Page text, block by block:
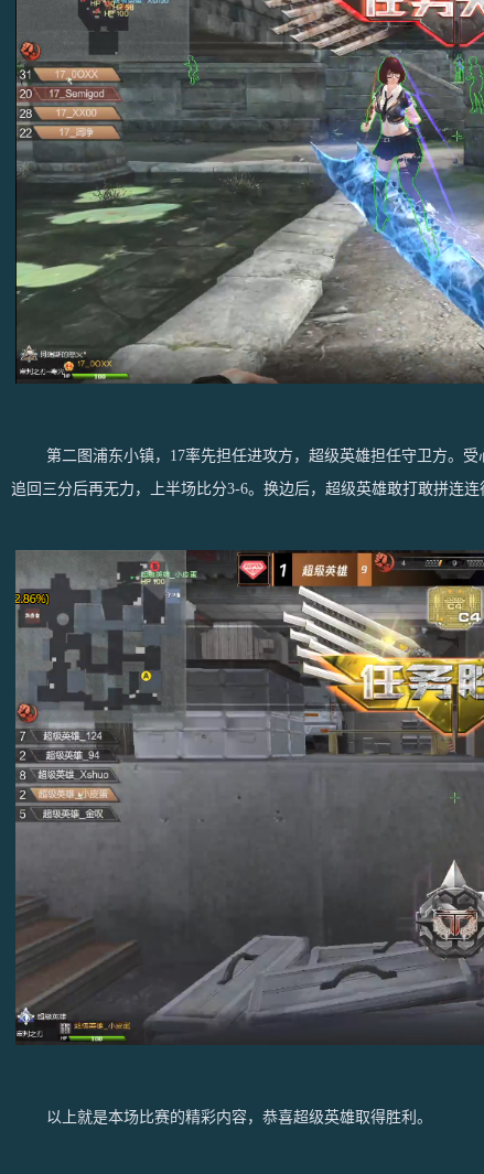
第二图浦东小镇，17率先担任进攻方，超级英雄担任守卫方。受
追回三分后再无力，上半场比分3-6。换边后，超级英雄敢打敢拼连
以上就是本场比赛的精彩内容，恭喜超级英雄取得胜利。